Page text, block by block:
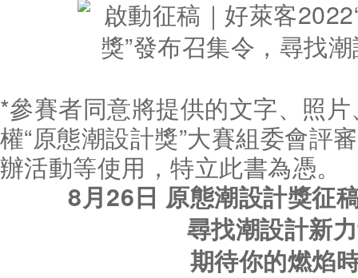
*參賽者同意將提供的文字、照
權“原態潮設計獎”大賽組委會評
辦活動等使用，特立此書為憑。
8月26日 原態潮設計獎征
尋找潮設計新
期待你的燃焰